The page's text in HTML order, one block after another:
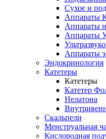
Сухое и
Аппараты
Аппараты
Аппараты
Аппараты
Эндокринология
Катетеры
Катетеры
Катетер
Нелатона
Скальпели
Менструальная
Кислородная